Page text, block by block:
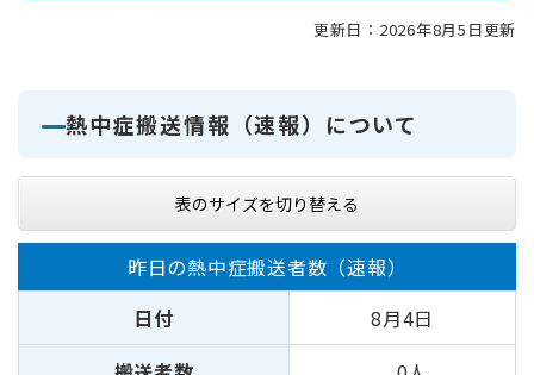
更新日：2026年8月5日更新
熱中症搬送情報（速報）について
表のサイズを切り替える
昨日の熱中症搬送者数（速報）
日付
8月4日